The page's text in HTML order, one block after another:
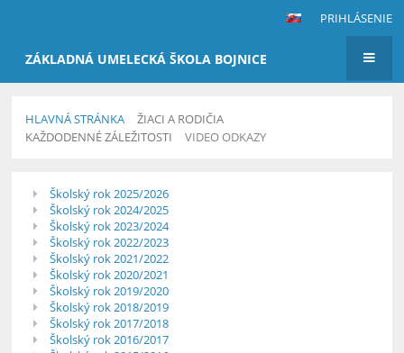
PRIHLÁSENIE
ZÁKLADNÁ UMELECKÁ ŠKOLA BOJNICE
HLAVNÁ STRÁNKA
ŽIACI A RODIČIA
KAŽDODENNÉ ZÁLEŽITOSTI
VIDEO ODKAZY
Video
odkazyŠkolský rok 2025/2026
Školský rok 2024/2025
Školský rok 2023/2024
Školský rok 2022/2023
Školský rok 2021/2022
Školský rok 2020/2021
Školský rok 2019/2020
Školský rok 2018/2019
Školský rok 2017/2018
Školský rok 2016/2017